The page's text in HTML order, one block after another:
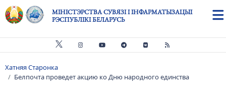
Skip to main content
МІНІСТЭРСТВА СУВЯЗІ І ІНФАРМАТЫЗАЦЫІ
РЭСПУБЛІКІ БЕЛАРУСЬ
Breadcrumb
Хатняя Старонка
Белпочта проведет акцию ко Дню народного единства